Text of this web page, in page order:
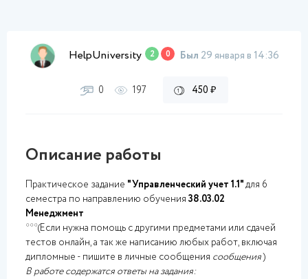
HelpUniversity 2 0 Был 29 января в 14:36
0 197 450 ₽
Описание работы
Практическое задание "Управленческий учет 1.1"для 6
семестра по направлению обучения 38.03.02
Менеджмент
***(Если нужна помощь с другими предметами или сдачей
тестов онлайн, а так же написанию любых работ, включая
дипломные - пишите в личные сообщения сообщения)
В работе содержатся ответы на задания: